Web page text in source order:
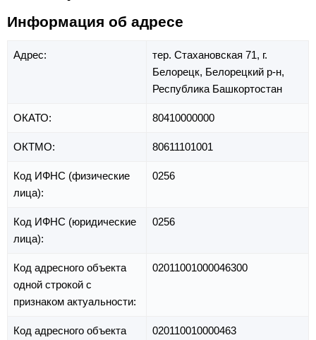
Информация об адресе
Адрес: тер. Стахановская 71, г.
Белорецк, Белорецкий р-н,
Республика Башкортостан
ОКАТО: 80410000000
ОКТМО: 80611101001
Код ИФНС (физические
лица):
0256
Код ИФНС (юридические
лица):
0256
Код адресного объекта
одной строкой с
признаком актуальности:
02011001000046300
Код адресного объекта
020110010000463